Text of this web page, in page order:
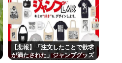
【悲報】「注文したことで欲求
が満たされた」ジャンプグッズ